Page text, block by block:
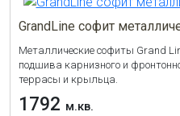
GrandLine софит
Металлические софиты Grand
подшива карнизного и
террасы и крыльца.
1792 м.кв.